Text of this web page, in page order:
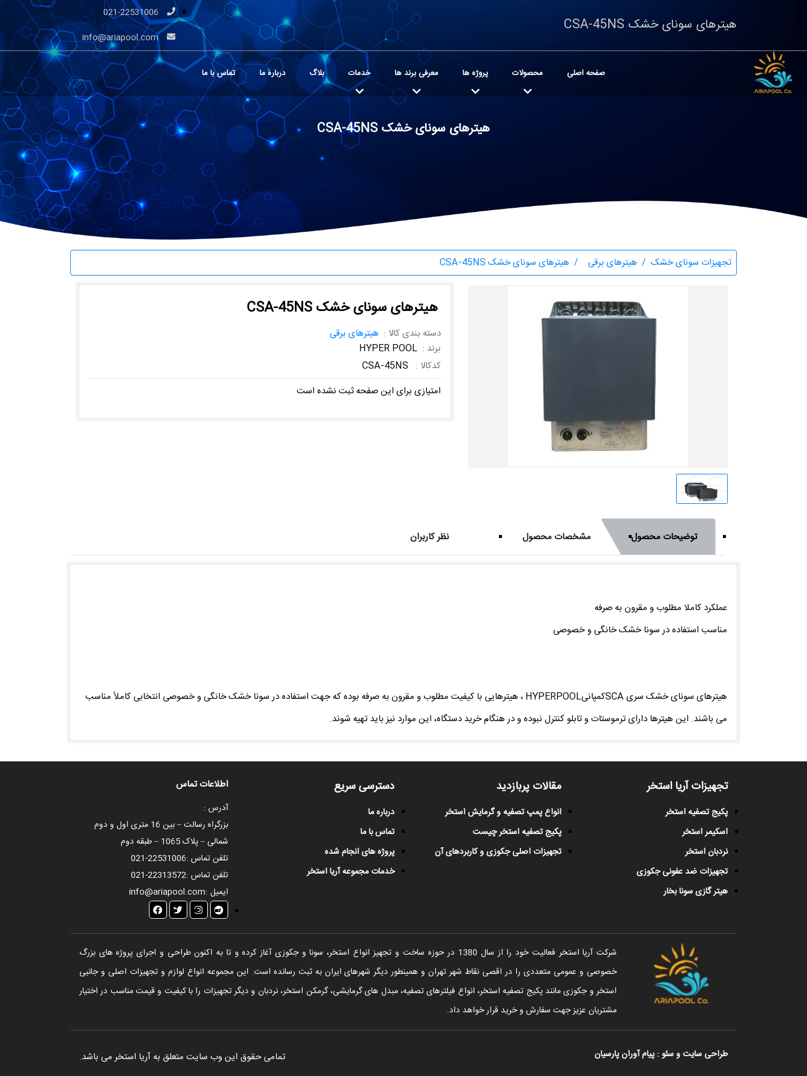
هیترهای سونای خشک CSA-45NS
info@ariapool.com
صفحه اصلی محصولات پروژه ها معرفی برند ها خدمات بلاگ درباره ما تماس با ما
هیترهای سونای خشک CSA-45NS
تجهیزات سونای خشک هیترهای برقی هیترهای سونای خشک CSA-45NS
هیترهای سونای خشک CSA-45NS
دسته بندی کالا : هیترهای برقی
برند : HYPER POOL
کدکالا : CSA-45NS
امتیازی برای این صفحه ثبت نشده است
توضیحات محصول مشخصات محصول نظر کاربران
عملکرد کاملا مطلوب و مقرون به صرفه
مناسب استفاده در سونا خشک خانگی و خصوصی
هیترهای سونای خشک سری SCAکمپانیHYPERPOOL ، هیترهایی با کیفیت مطلوب و مقرون به صرفه بوده که جهت استفاده در سونا خشک خانگی و خصوصی انتخابی کاملاً مناسب
می باشند. این هیترها دارای ترموستات و تابلو کنترل نبوده و در هنگام خرید دستگاه، این موارد نیز باید تهیه شوند.
تجهیزات آریا استخر
پکیج تصفیه استخر
اسکیمر استخر
نردبان استخر
تجهیزات ضد عفونی جکوزی
هیتر گازی سونا بخار
مقالات پربازدید
انواع پمپ تصفیه و گرمایش استخر
پکیج تصفیه استخر چیست
تجهیزات اصلی جکوزی و کاربردهای آن
دسترسی سریع
درباره ما
تماس با ما
پروژه های انجام شده
خدمات مجموعه آریا استخر
اطلاعات تماس
آدرس :
بزرگراه رسالت – بین 16 متری اول و دوم
شمالی – پلاک 1065 – طبقه دوم
تلفن تماس :021-22531006
تلفن تماس :021-22313572
ایمیل :info@ariapool.com
شرکت آریا استخر فعالیت خود را از سال 1380 در حوزه ساخت و تجهیز انواع استخر، سونا و جکوزی آغاز کرده و تا به اکنون طراحی و اجرای پروژه های بزرگ
خصوصی و عمومی متعددی را در اقصی نقاط شهر تهران و همینطور دیگر شهرهای ایران به ثبت رسانده است. این مجموعه انواع لوازم و تجهیزات اصلی و جانبی
استخر و جکوزی مانند پکیج تصفیه استخر، انواع فیلترهای تصفیه، مبدل های گرمایشی، گرمکن استخر، نردبان و دیگر تجهیزات را با کیفیت و قیمت مناسب در اختیار
مشتریان عزیز جهت سفارش و خرید قرار خواهد داد.
طراحی سایتوسئو : پیام آوران پارسیان تمامی حقوق این وب سایت متعلق به آریا استخر می باشد.